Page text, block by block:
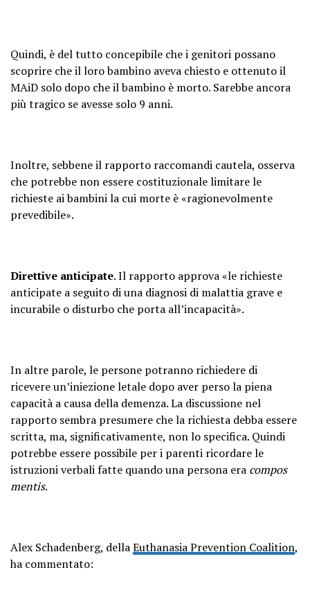
Quindi, è del tutto concepibile che i genitori possano
scoprire che il loro bambino aveva chiesto e ottenuto il
MAiD solo dopo che il bambino è morto. Sarebbe ancora
più tragico se avesse solo 9 anni.
Inoltre, sebbene il rapporto raccomandi cautela, osserva
che potrebbe non essere costituzionale limitare le
richieste ai bambini la cui morte è «ragionevolmente
prevedibile».
Direttive anticipate. Il rapporto approva «le richieste
anticipate a seguito di una diagnosi di malattia grave e
incurabile o disturbo che porta all’incapacità».
In altre parole, le persone potranno richiedere di
ricevere un’iniezione letale dopo aver perso la piena
capacità a causa della demenza. La discussione nel
rapporto sembra presumere che la richiesta debba essere
scritta, ma, significativamente, non lo specifica. Quindi
potrebbe essere possibile per i parenti ricordare le
istruzioni verbali fatte quando una persona era compos
mentis.
Alex Schadenberg, dellaEuthanasia Prevention Coalition,
ha commentato: